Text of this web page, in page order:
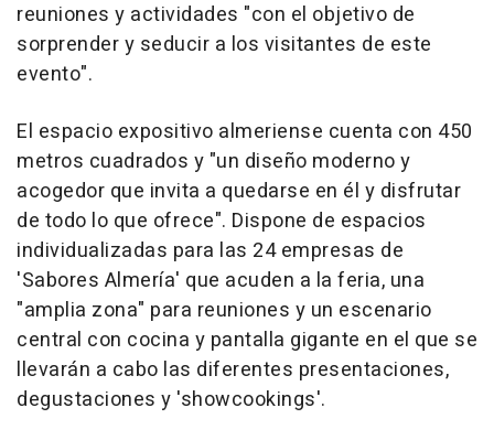
reuniones y actividades "con el objetivo de
sorprender y seducir a los visitantes de este
evento".
El espacio expositivo almeriense cuenta con 450
metros cuadrados y "un diseño moderno y
acogedor que invita a quedarse en él y disfrutar
de todo lo que ofrece". Dispone de espacios
individualizadas para las 24 empresas de
'Sabores Almería' que acuden a la feria, una
"amplia zona" para reuniones y un escenario
central con cocina y pantalla gigante en el que se
llevarán a cabo las diferentes presentaciones,
degustaciones y 'showcookings'.